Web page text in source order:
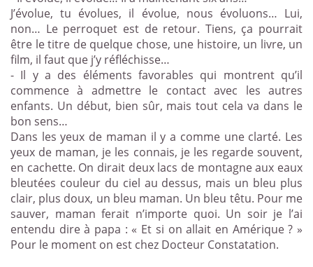
J’évolue, tu évolues, il évolue, nous évoluons… Lui,
non… Le perroquet est de retour. Tiens, ça pourrait
être le titre de quelque chose, une histoire, un livre, un
film, il faut que j’y réfléchisse…
- Il y a des éléments favorables qui montrent qu’il
commence à admettre le contact avec les autres
enfants. Un début, bien sûr, mais tout cela va dans le
bon sens…
Dans les yeux de maman il y a comme une clarté. Les
yeux de maman, je les connais, je les regarde souvent,
en cachette. On dirait deux lacs de montagne aux eaux
bleutées couleur du ciel au dessus, mais un bleu plus
clair, plus doux, un bleu maman. Un bleu têtu. Pour me
sauver, maman ferait n’importe quoi. Un soir je l’ai
entendu dire à papa : « Et si on allait en Amérique ? »
Pour le moment on est chez Docteur Constatation.